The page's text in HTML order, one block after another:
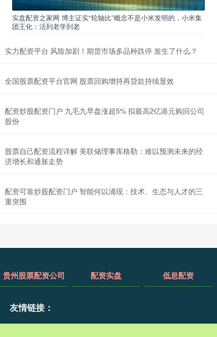
实盘配资之家网 博主证实“轮轴比”概念不是小米发明的，小米集
团王化：活到老学到老
实力配资平台 风险加剧！期货市场多品种跌停 发生了什么？
全国股票配资平台官网 股票回购增持再贷款持续显效
配资炒股配资门户 九毛九早盘涨超5% 拟最高2亿港元购回公司
股份
股票自己配资流程详解 美联储理事库格勒：难以预测未来的经
济增长和通胀走势
配资可靠炒股配资门户 智能何以涌现：技术、生态与人才的三
重突围
贵州股票配资公司 配资实盘 低息配资
友情链接：